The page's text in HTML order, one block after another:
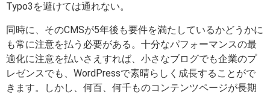
Typo3を避けては通れない。
同時に、そのCMSが5年後も要件を満たしているかどうかに
も常に注意を払う必要がある。十分なパフォーマンスの最
適化に注意を払いさえすれば、小さなブログでも企業のプ
レゼンスでも、WordPressで素晴らしく成長することがで
きます。しかし、何百、何千ものコンテンツページが長期